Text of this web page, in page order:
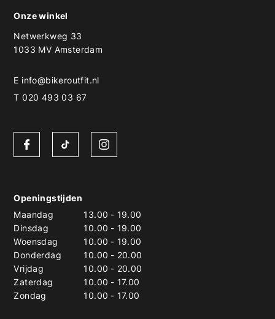
Onze winkel
Netwerkweg 33
1033 MV Amsterdam
E info@bikeroutfit.nl
T 020 493 03 67
Openingstijden
Maandag
13.00 - 19.00
Dinsdag
10.00 - 19.00
Woensdag
10.00 - 19.00
Donderdag
10.00 - 20.00
Vrijdag
10.00 - 20.00
Zaterdag
10.00 - 17.00
Zondag
10.00 - 17.00